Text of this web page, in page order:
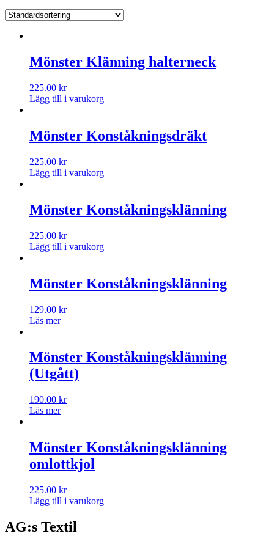
Mönster Klänning halterneck
225.00 kr
Lägg till i varukorg
Mönster Konståkningsdräkt
225.00 kr
Lägg till i varukorg
Mönster Konståkningsklänning
225.00 kr
Lägg till i varukorg
Mönster Konståkningsklänning
129.00 kr
Läs mer
Mönster Konståkningsklänning
(Utgått)
190.00 kr
Läs mer
Mönster Konståkningsklänning
omlottkjol
225.00 kr
Lägg till i varukorg
AG:s Textil